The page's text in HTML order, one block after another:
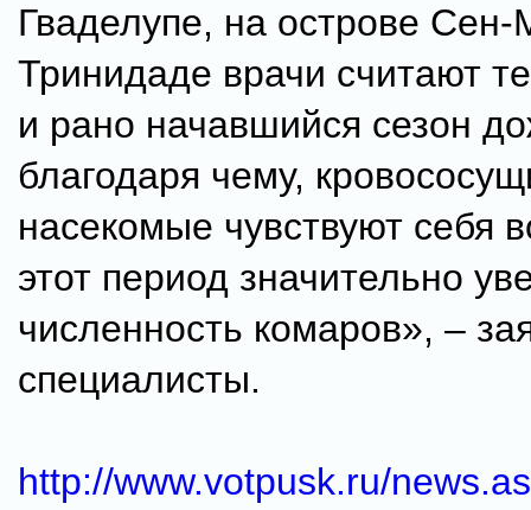
Гваделупе, на острове
Тринидаде врачи считают
и рано начавшийся сезон
благодаря чему,
насекомые чувствуют себя
этот период значительно
численность комаров», –
специалисты.
http://www.votpusk.ru/